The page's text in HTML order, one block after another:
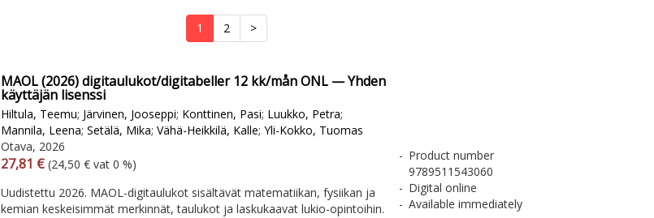
1 2 >
MAOL (2026) digitaulukot/digitabeller 12 kk/mån ONL — Yhden
käyttäjän lisenssi
Hiltula, Teemu; Järvinen, Jooseppi; Konttinen, Pasi; Luukko, Petra;
Mannila, Leena; Setälä, Mika; Vähä-Heikkilä, Kalle; Yli-Kokko, Tuomas
Otava, 2026
Arvonlisäverollinen hinta
27,81 € Excl. vat
(24,50 € vat 0 %)
Uudistettu 2026. MAOL-digitaulukot sisältävät matematiikan, fysiikan ja
kemian keskeisimmät merkinnät, taulukot ja laskukaavat lukio-opintoihin.
Product number
9789511543060
Digital online
Available immediately